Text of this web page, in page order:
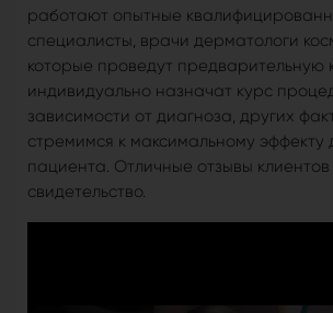
работают опытные
специалисты, врачи дерматологи
которые проведут предварительную
индивидуально назначат курс
зависимости от диагноза, других
стремимся к максимальному эффекту
пациента. Отличные отзывы клиентов
свидетельство.